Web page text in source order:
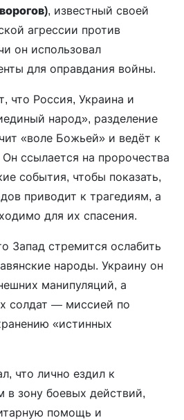
, известный своей
агрессии против
он использовал
для оправдания войны.
что Россия, Украина и
народ», разделение
«воле Божьей» и ведёт к
ссылается на пророчества
события, чтобы показать,
приводит к трагедиям, а
для их спасения.
Запад стремится ослабить
народы. Украину он
манипуляций, а
солдат — миссией по
«истинных
что лично ездил к
в зону боевых действий,
помощь и